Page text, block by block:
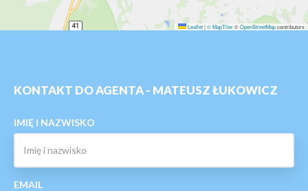
Leaflet|© MapTiler©OpenStreetMapcontributors
KONTAKT DO AGENTA - MATEUSZ ŁUKOWICZ
IMIĘ I NAZWISKO
EMAIL